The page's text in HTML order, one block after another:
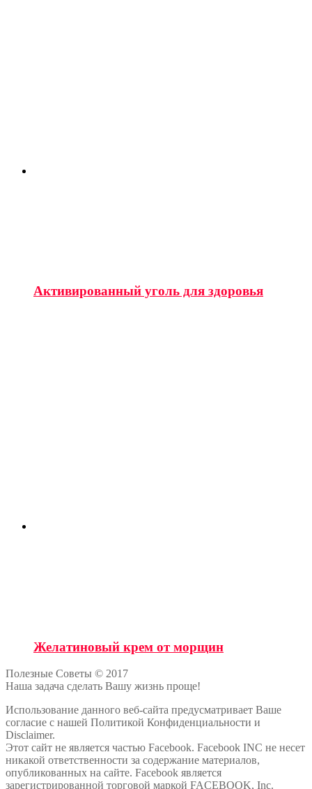
Активированный уголь для здоровья
Желатиновый крем от морщин
Полезные Советы © 2017
Наша задача сделать Вашу жизнь проще!
Использование данного веб-сайта предусматривает Ваше
согласие с нашей Политикой Конфиденциальности и
Disclaimer.
Этот сайт не является частью Facebook. Facebook INC не несет
никакой ответственности за содержание материалов,
опубликованных на сайте. Facebook является
зарегистрированной торговой маркой FACEBOOK, Inc.